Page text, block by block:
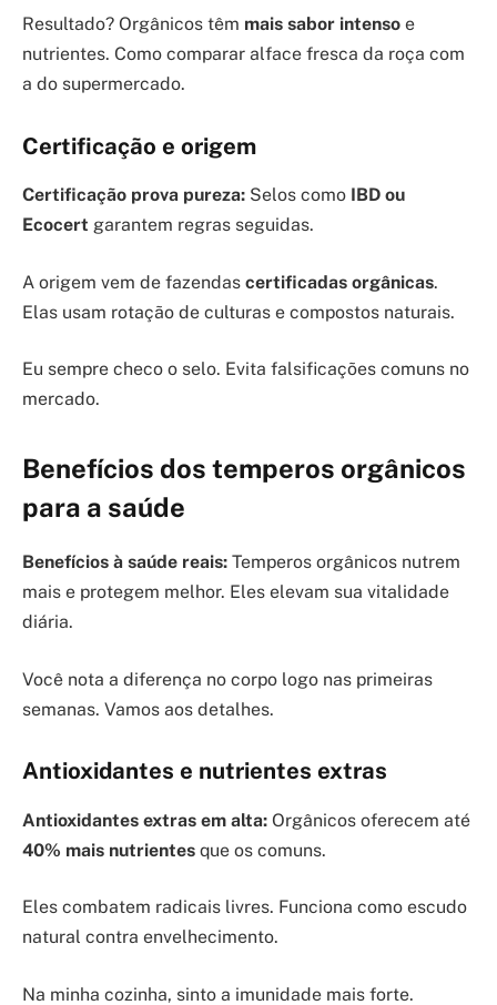
Resultado? Orgânicos têm mais sabor intenso e
nutrientes. Como comparar alface fresca da roça com
a do supermercado.
Certificação e origem
Certificação prova pureza: Selos como IBD ou
Ecocert garantem regras seguidas.
A origem vem de fazendas certificadas orgânicas.
Elas usam rotação de culturas e compostos naturais.
Eu sempre checo o selo. Evita falsificações comuns no
mercado.
Benefícios dos temperos orgânicos
para a saúde
Benefícios à saúde reais: Temperos orgânicos nutrem
mais e protegem melhor. Eles elevam sua vitalidade
diária.
Você nota a diferença no corpo logo nas primeiras
semanas. Vamos aos detalhes.
Antioxidantes e nutrientes extras
Antioxidantes extras em alta: Orgânicos oferecem até
40% mais nutrientes que os comuns.
Eles combatem radicais livres. Funciona como escudo
natural contra envelhecimento.
Na minha cozinha, sinto a imunidade mais forte.